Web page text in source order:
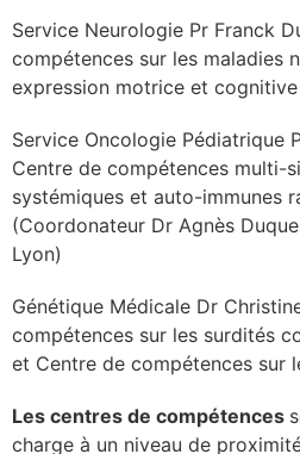
Service Neurologie Pr Franck
compétences sur les maladies
expression motrice et cognitive
Service Oncologie Pédiatrique
Centre de compétences multi-
systémiques et auto-immunes
(Coordonateur Dr Agnès
Lyon)
Génétique Médicale Dr
compétences sur les surdités
et Centre de compétences sur
Les centres de compétences
charge à un niveau de